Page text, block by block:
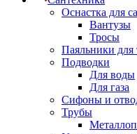
Оснастка для
Вантузы
Тросы
Паяльники для
Подводки
Для воды
Для газа
Сифоны и
Трубы